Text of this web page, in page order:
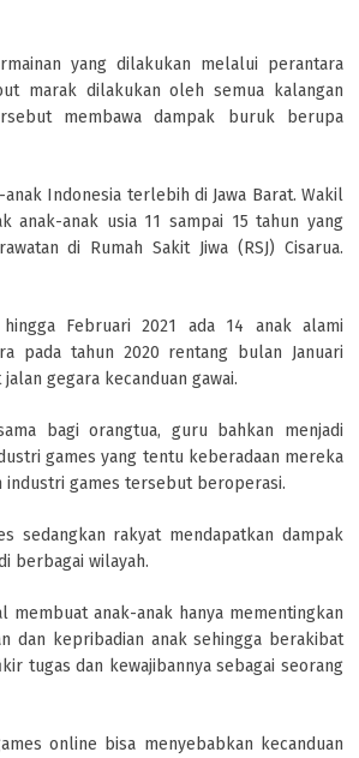
yang dilakukan melalui perantara
marak dilakukan oleh semua kalangan
membawa dampak buruk berupa
Indonesia terlebih di Jawa Barat. Wakil
anak-anak usia 11 sampai 15 tahun yang
di Rumah Sakit Jiwa (RSJ) Cisarua.
Februari 2021 ada 14 anak alami
pada tahun 2020 rentang bulan Januari
gegara kecanduan gawai.
bagi orangtua, guru bahkan menjadi
games yang tentu keberadaan mereka
industri games tersebut beroperasi.
sedangkan rakyat mendapatkan dampak
berbagai wilayah.
anak-anak hanya mementingkan
dan kepribadian anak sehingga berakibat
tugas dan kewajibannya sebagai seorang
online bisa menyebabkan kecanduan